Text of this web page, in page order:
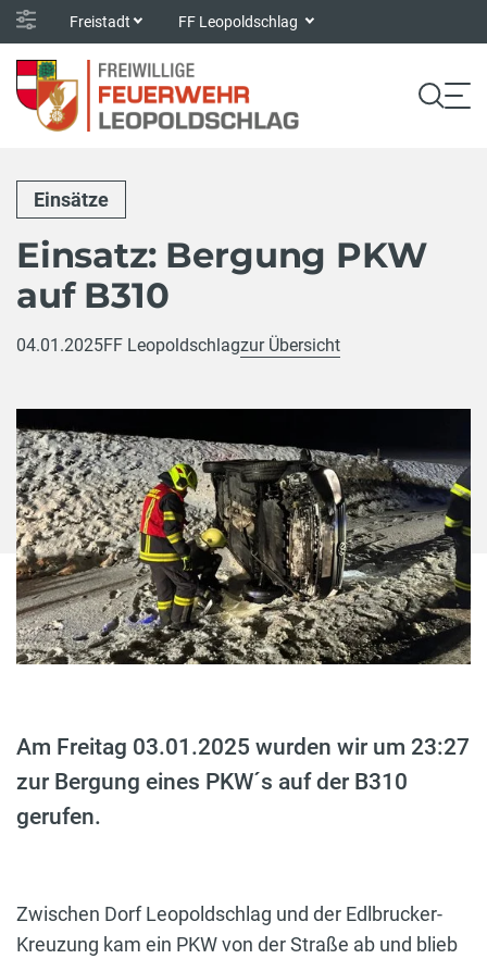
Freistadt FF Leopoldschlag
Einsätze
Einsatz: Bergung PKW
auf B310
04.01.2025FF Leopoldschlagzur Übersicht
Am Freitag 03.01.2025 wurden wir um 23:27
zur Bergung eines PKW´s auf der B310
gerufen.
Zwischen Dorf Leopoldschlag und der Edlbrucker-
Kreuzung kam ein PKW von der Straße ab und blieb